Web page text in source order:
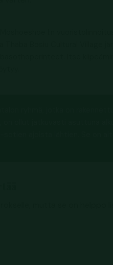
I:n
Thaba Bosiu Cultural Village
Itse
ryhmä, jotka on
ollut jatkuvasti asuttuna
ajoista lähtien. Se on
mutta se on helppo